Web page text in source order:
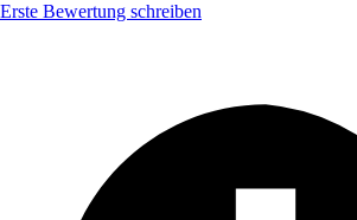
Erste Bewertung schreiben